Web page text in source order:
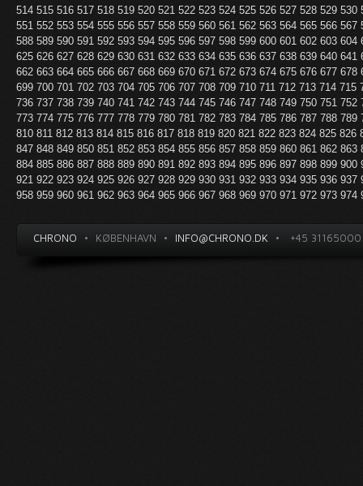
514 515 516 517 518 519 520 521 522 523 524 525 526 527 528 529 530
551 552 553 554 555 556 557 558 559 560 561 562 563 564 565 566 567
588 589 590 591 592 593 594 595 596 597 598 599 600 601 602 603 604
625 626 627 628 629 630 631 632 633 634 635 636 637 638 639 640 641
662 663 664 665 666 667 668 669 670 671 672 673 674 675 676 677 678
699 700 701 702 703 704 705 706 707 708 709 710 711 712 713 714 715
736 737 738 739 740 741 742 743 744 745 746 747 748 749 750 751 752
773 774 775 776 777 778 779 780 781 782 783 784 785 786 787 788 789
810 811 812 813 814 815 816 817 818 819 820 821 822 823 824 825 826
847 848 849 850 851 852 853 854 855 856 857 858 859 860 861 862 863
884 885 886 887 888 889 890 891 892 893 894 895 896 897 898 899 900
921 922 923 924 925 926 927 928 929 930 931 932 933 934 935 936 937
958 959 960 961 962 963 964 965 966 967 968 969 970 971 972 973 974
CHRONO • KØBENHAVN • INFO@CHRONO.DK • +45 31165000